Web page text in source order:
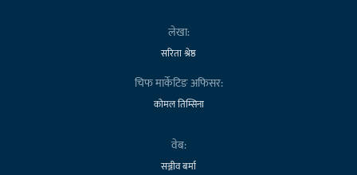
लेखा:
सरिता श्रेष्ठ
चिफ मार्केटिङ अफिसर:
कोमल तिम्सिना
वेब:
सञ्जीव बर्मा